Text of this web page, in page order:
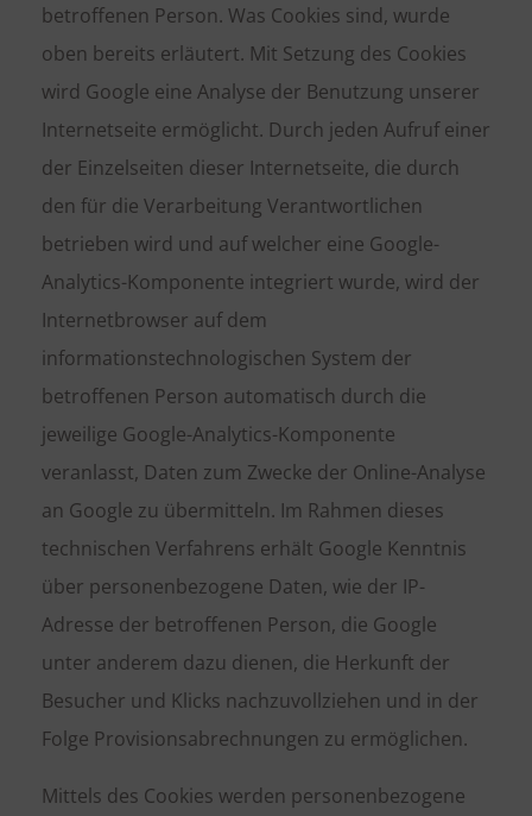
betroffenen Person. Was Cookies sind, wurde
oben bereits erläutert. Mit Setzung des Cookies
wird Google eine Analyse der Benutzung unserer
Internetseite ermöglicht. Durch jeden Aufruf einer
der Einzelseiten dieser Internetseite, die durch
den für die Verarbeitung Verantwortlichen
betrieben wird und auf welcher eine Google-
Analytics-Komponente integriert wurde, wird der
Internetbrowser auf dem
informationstechnologischen System der
betroffenen Person automatisch durch die
jeweilige Google-Analytics-Komponente
veranlasst, Daten zum Zwecke der Online-Analyse
an Google zu übermitteln. Im Rahmen dieses
technischen Verfahrens erhält Google Kenntnis
über personenbezogene Daten, wie der IP-
Adresse der betroffenen Person, die Google
unter anderem dazu dienen, die Herkunft der
Besucher und Klicks nachzuvollziehen und in der
Folge Provisionsabrechnungen zu ermöglichen.
Mittels des Cookies werden personenbezogene